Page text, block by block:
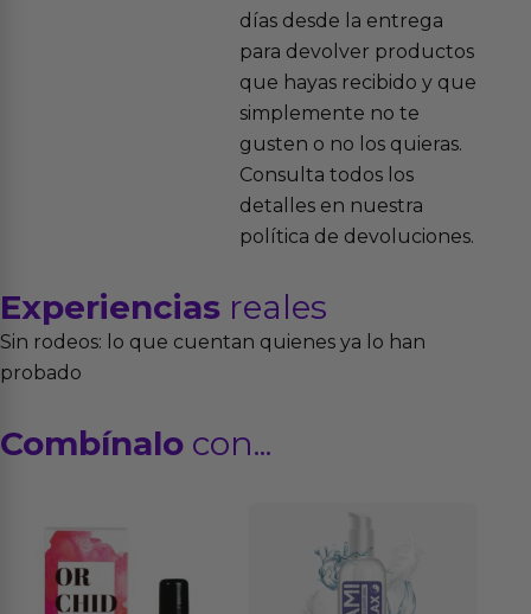
días desde la entrega
para devolver productos
que hayas recibido y que
simplemente no te
gusten o no los quieras.
Consulta todos los
detalles en nuestra
política de devoluciones.
Experiencias reales
Sin rodeos: lo que cuentan quienes ya lo han
probado
Combínalo con...